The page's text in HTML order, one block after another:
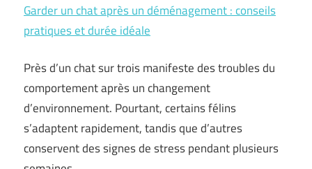
Garder un chat après un déménagement : conseils
pratiques et durée idéale
Près d’un chat sur trois manifeste des troubles du
comportement après un changement
d’environnement. Pourtant, certains félins
s’adaptent rapidement, tandis que d’autres
conservent des signes de stress pendant plusieurs